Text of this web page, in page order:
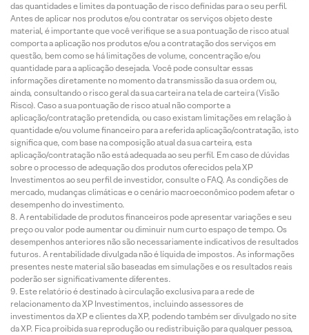
das quantidades e limites da pontuação de risco definidas para o seu perfil.
Antes de aplicar nos produtos e/ou contratar os serviços objeto deste
material, é importante que você verifique se a sua pontuação de risco atual
comporta a aplicação nos produtos e/ou a contratação dos serviços em
questão, bem como se há limitações de volume, concentração e/ou
quantidade para a aplicação desejada. Você pode consultar essas
informações diretamente no momento da transmissão da sua ordem ou,
ainda, consultando o risco geral da sua carteira na tela de carteira (Visão
Risco). Caso a sua pontuação de risco atual não comporte a
aplicação/contratação pretendida, ou caso existam limitações em relação à
quantidade e/ou volume financeiro para a referida aplicação/contratação, isto
significa que, com base na composição atual da sua carteira, esta
aplicação/contratação não está adequada ao seu perfil. Em caso de dúvidas
sobre o processo de adequação dos produtos oferecidos pela XP
Investimentos ao seu perfil de investidor, consulte o FAQ. As condições de
mercado, mudanças climáticas e o cenário macroeconômico podem afetar o
desempenho do investimento.
A rentabilidade de produtos financeiros pode apresentar variações e seu
preço ou valor pode aumentar ou diminuir num curto espaço de tempo. Os
desempenhos anteriores não são necessariamente indicativos de resultados
futuros. A rentabilidade divulgada não é líquida de impostos. As informações
presentes neste material são baseadas em simulações e os resultados reais
poderão ser significativamente diferentes.
Este relatório é destinado à circulação exclusiva para a rede de
relacionamento da XP Investimentos, incluindo assessores de
investimentos da XP e clientes da XP, podendo também ser divulgado no site
da XP. Fica proibida sua reprodução ou redistribuição para qualquer pessoa,